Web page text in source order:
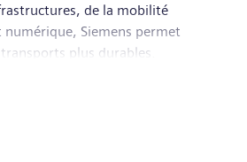
de la mobilité
Siemens permet
plus durables.
médicales qui innove